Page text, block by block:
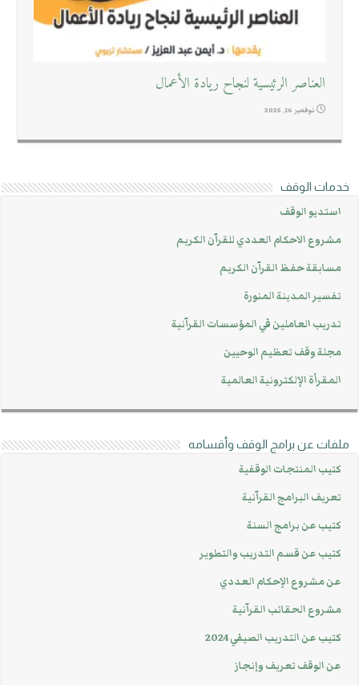
العناصر الرئيسية لنجاح ريادة الأعمال
نوفمبر 16, 2025
خدمات الوقف
استديو الوقف
مشروع الاحكام العددي للقرآن الكريم
مسابقة حفظ القرآن الكريم
تفسير المدينة المنورة
تدريب العاملين في المؤسسات القرآنية
مجلة وقف تعظيم الوحيين
المقرأة الإلكترونية العالمية
ملفات عن برامج الوقف وأقسامه
كتيب المنتجات الوقفية
تعريف البرامج القرآنية
كتيب عن برامج السنة
كتيب عن قسم التدريب والتطوير
عن مشروع الإحكام العددي
مشروع الحقائب القرآنية
كتيب عن التدريب الصيفي 2024
عن الوقف تعريف وإنجاز